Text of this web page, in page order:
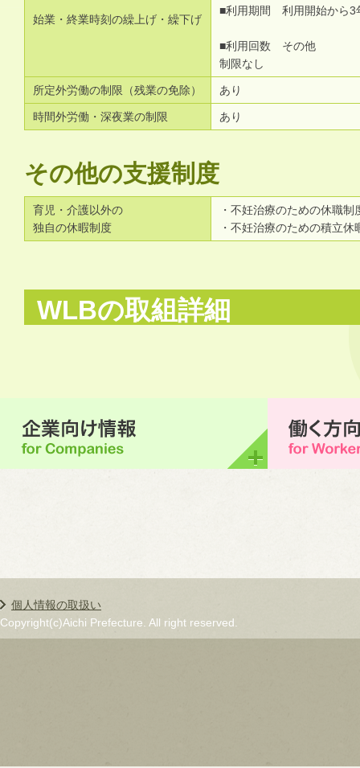
始業・終業時刻の繰上げ・繰下げ
■利用期間 利用開始から3
■利用回数 その他
制限なし
所定外労働の制限（残業の免除） あり
時間外労働・深夜業の制限 あり
その他の支援制度
育児・介護以外の
独自の休暇制度
・不妊治療のための休職制
・不妊治療のための積立休
WLBの取組詳細
個人情報の取扱い
Copyright(c)Aichi Prefecture. All right reserved.